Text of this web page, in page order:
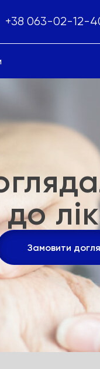
+38 063-02-12-
до
Замовити